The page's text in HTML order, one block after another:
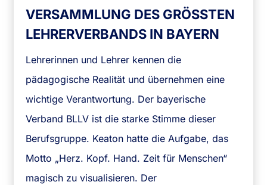
VER­SAMMLUNG DES GRÖSSTEN L
EHRERVERBANDS IN BAYERN
Lehrerinnen und Lehrer kennen die
pädagogische Realität und übernehmen eine
wichtige Verantwortung. Der bayerische
Verband BLLV ist die starke Stimme dieser
Berufsgruppe. Keaton hatte die Aufgabe, das
Motto „Herz. Kopf. Hand. Zeit für Menschen“
magisch zu visualisieren. Der